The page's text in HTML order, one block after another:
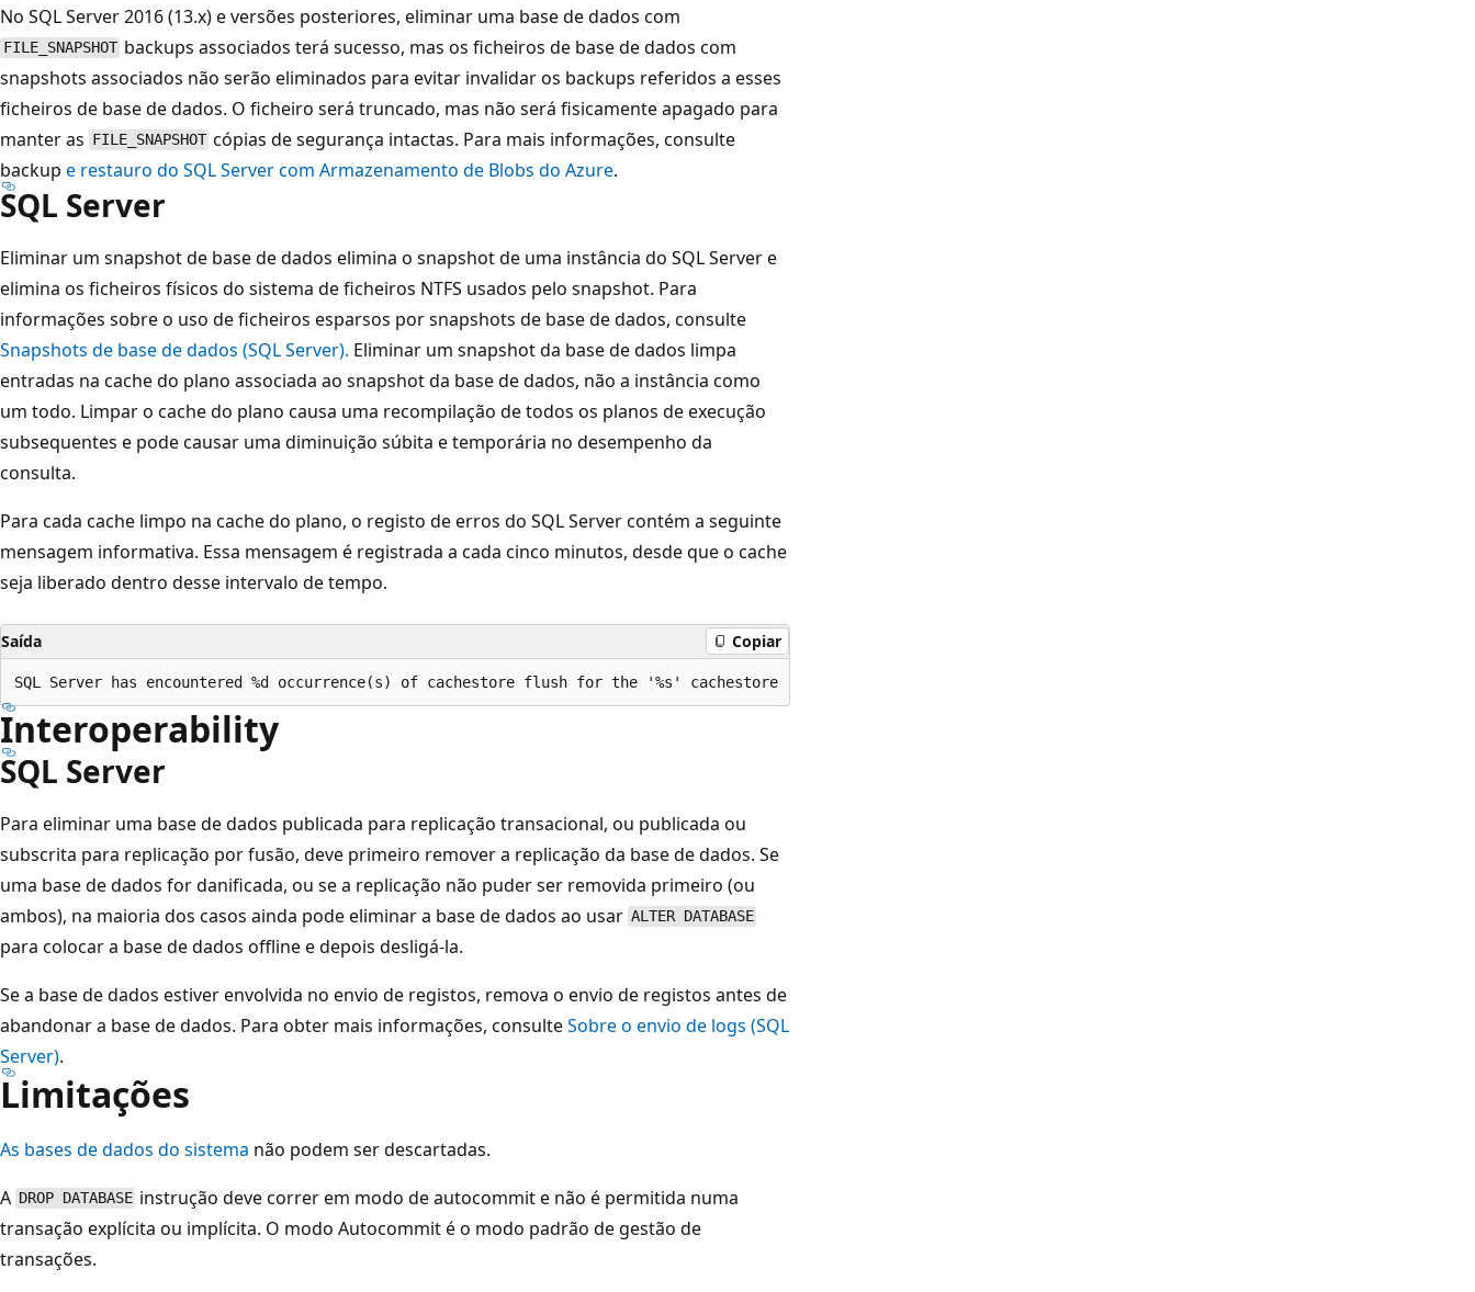
No SQL Server 2016 (13.x) e versões posteriores, eliminar uma base de dados com
FILE_SNAPSHOT backups associados terá sucesso, mas os ficheiros de base de dados com
snapshots associados não serão eliminados para evitar invalidar os backups referidos a esses
ficheiros de base de dados. O ficheiro será truncado, mas não será fisicamente apagado para
manter as FILE_SNAPSHOT cópias de segurança intactas. Para mais informações, consulte
backup e restauro do SQL Server com Armazenamento de Blobs do Azure.
SQL Server
Eliminar um snapshot de base de dados elimina o snapshot de uma instância do SQL Server e
elimina os ficheiros físicos do sistema de ficheiros NTFS usados pelo snapshot. Para
informações sobre o uso de ficheiros esparsos por snapshots de base de dados, consulte
Snapshots de base de dados (SQL Server). Eliminar um snapshot da base de dados limpa
entradas na cache do plano associada ao snapshot da base de dados, não a instância como
um todo. Limpar o cache do plano causa uma recompilação de todos os planos de execução
subsequentes e pode causar uma diminuição súbita e temporária no desempenho da
consulta.
Para cada cache limpo na cache do plano, o registo de erros do SQL Server contém a seguinte
mensagem informativa. Essa mensagem é registrada a cada cinco minutos, desde que o cache
seja liberado dentro desse intervalo de tempo.
Saída Copiar
Interoperability
SQL Server
Para eliminar uma base de dados publicada para replicação transacional, ou publicada ou
subscrita para replicação por fusão, deve primeiro remover a replicação da base de dados. Se
uma base de dados for danificada, ou se a replicação não puder ser removida primeiro (ou
ambos), na maioria dos casos ainda pode eliminar a base de dados ao usar ALTER DATABASE
para colocar a base de dados offline e depois desligá-la.
Se a base de dados estiver envolvida no envio de registos, remova o envio de registos antes de
abandonar a base de dados. Para obter mais informações, consulteSobre o envio de logs (SQL
Server).
Limitações
As bases de dados do sistema não podem ser descartadas.
A DROP DATABASE instrução deve correr em modo de autocommit e não é permitida numa
transação explícita ou implícita. O modo Autocommit é o modo padrão de gestão de
transações.